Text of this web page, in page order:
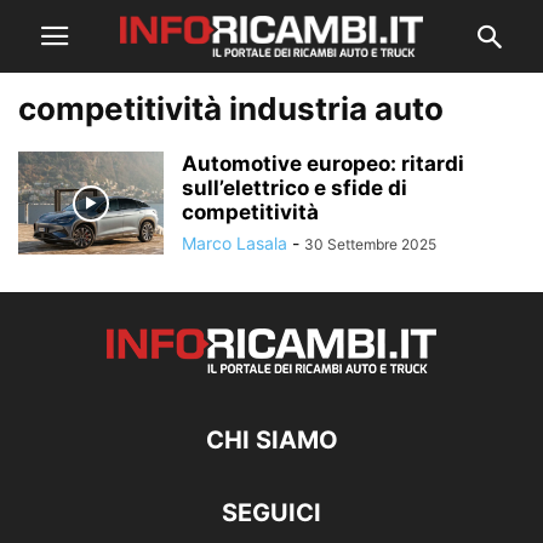
competitività industria auto
Automotive europeo: ritardi
sull’elettrico e sfide di
competitività
Marco Lasala - 30 Settembre 2025
CHI SIAMO
SEGUICI